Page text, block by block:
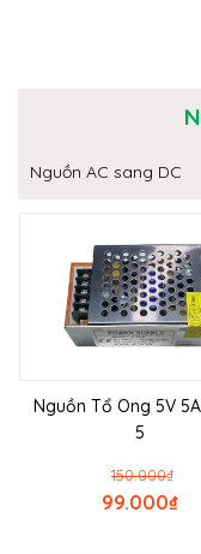
Nguồn AC sang DC
Nguồn Tổ Ong 5V
5
₫
150.000
₫
99.000